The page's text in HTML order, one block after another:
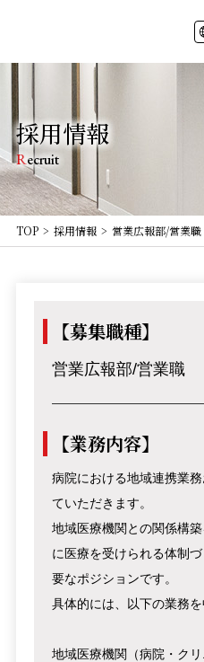
採用情報
Recruit
TOP 採用情報 営業広報部/営業職
【募集職種】
営業広報部/営業職
【業務内容】
病院における地域連携業
ていただきます。
地域医療機関との関係構
に医療を受けられる体制
要なポジションです。
具体的には、以下の業務を
地域医療機関（病院・ク